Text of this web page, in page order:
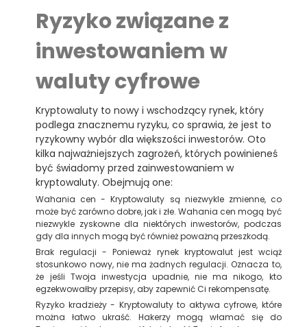
Ryzyko związane z
inwestowaniem w
waluty cyfrowe
Kryptowaluty to nowy i wschodzący rynek, który
podlega znacznemu ryzyku, co sprawia, że jest to
ryzykowny wybór dla większości inwestorów. Oto
kilka najważniejszych zagrożeń, których powinieneś
być świadomy przed zainwestowaniem w
kryptowaluty. Obejmują one:
Wahania cen - Kryptowaluty są niezwykle zmienne, co
może być zarówno dobre, jak i złe. Wahania cen mogą być
niezwykle zyskowne dla niektórych inwestorów, podczas
gdy dla innych mogą być również poważną przeszkodą.
Brak regulacji - Ponieważ rynek kryptowalut jest wciąż
stosunkowo nowy, nie ma żadnych regulacji. Oznacza to,
że jeśli Twoja inwestycja upadnie, nie ma nikogo, kto
egzekwowałby przepisy, aby zapewnić Ci rekompensatę.
Ryzyko kradzieży - Kryptowaluty to aktywa cyfrowe, które
można łatwo ukraść. Hakerzy mogą włamać się do